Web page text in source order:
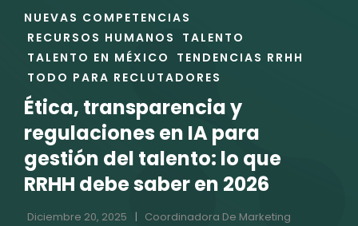
EN
EL
RECLUTAMIENTO
EMPRESARIAL
ENLACES
DE
LAS
NUEVAS COMPETENCIAS
RECURSOS HUMANOS
TALENTO
TALENTO EN MÉXICO
TENDENCIAS RRHH
TODO PARA RECLUTADORES
Ética, transparencia y
regulaciones en IA para
gestión del talento: lo que
RRHH debe saber en 2026
Diciembre 20, 2025 Coordinadora De Marketing